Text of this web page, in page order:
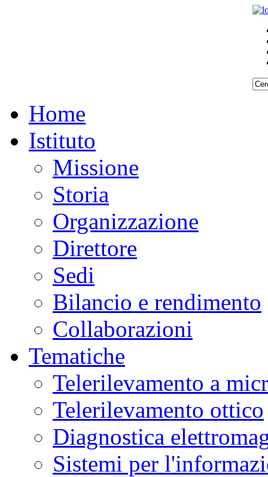
Home
Istituto
Missione
Storia
Organizzazione
Direttore
Sedi
Bilancio e rendimento
Collaborazioni
Tematiche
Telerilevamento a
Telerilevamento ottico
Diagnostica
Sistemi per